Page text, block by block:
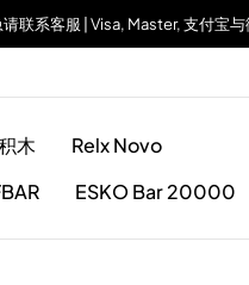
请联系客服 | Visa, Master, 支付宝
木
Relx Novo
ESKO Bar 20000